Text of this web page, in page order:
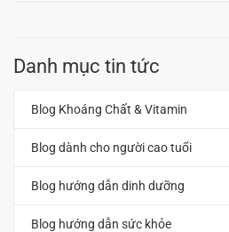
Danh mục tin tức
Blog Khoáng Chất & Vitamin
Blog dành cho người cao tuổi
Blog hướng dẫn dinh dưỡng
Blog hướng dẫn sức khỏe